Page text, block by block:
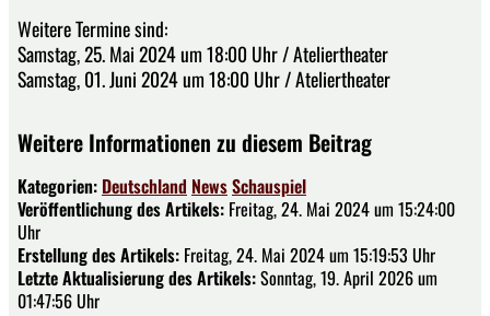
Weitere Termine sind:
Samstag, 25. Mai 2024 um 18:00 Uhr / Ateliertheater
Samstag, 01. Juni 2024 um 18:00 Uhr / Ateliertheater
Weitere Informationen zu diesem Beitrag
Kategorien: Deutschland NewsSchauspiel
Veröffentlichung des Artikels: Freitag, 24. Mai 2024 um 15:24:00
Uhr
Erstellung des Artikels: Freitag, 24. Mai 2024 um 15:19:53 Uhr
Letzte Aktualisierung des Artikels:Sonntag, 19. April 2026 um
01:47:56 Uhr